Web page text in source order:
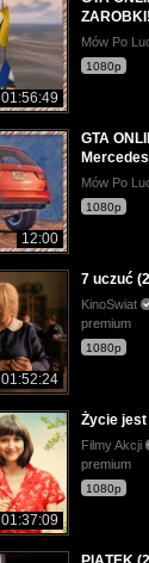
01:56:49
ZAROBKI!
Mów Po
1080p
12:00
GTA
Mów Po
1080p
01:52:24
7 uczuć
KinoSwiat
premium
1080p
01:37:09
Życie jest
Filmy Akcji
premium
1080p